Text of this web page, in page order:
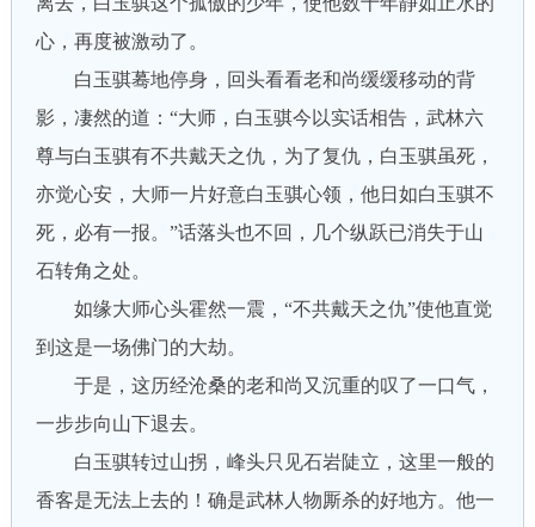
心，再度被激动了。
白玉骐蓦地停身，回头看看老和尚缓缓移动的背
影，凄然的道：“大师，白玉骐今以实话相告，武林六
尊与白玉骐有不共戴天之仇，为了复仇，白玉骐虽死，
亦觉心安，大师一片好意白玉骐心领，他日如白玉骐不
死，必有一报。”话落头也不回，几个纵跃已消失于山
石转角之处。
如缘大师心头霍然一震，“不共戴天之仇”使他直觉
到这是一场佛门的大劫。
于是，这历经沧桑的老和尚又沉重的叹了一口气，
一步步向山下退去。
白玉骐转过山拐，峰头只见石岩陡立，这里一般的
香客是无法上去的！确是武林人物厮杀的好地方。他一